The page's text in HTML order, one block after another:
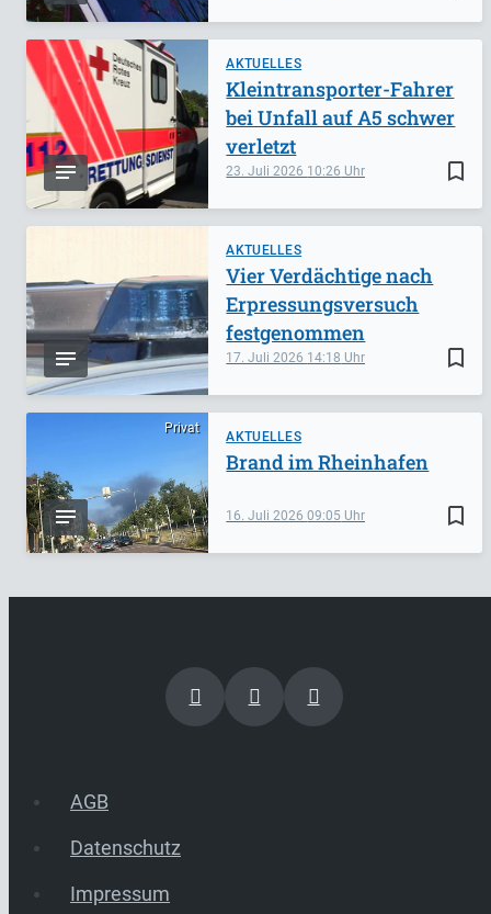
AKTUELLES
bookmark_border
23. Juli 2026 10:26
Kleintransporter-Fahrer
bei Unfall auf A5 schwer
verletzt
AKTUELLES
bookmark_border
17. Juli 2026 14:18
Vier Verdächtige nach
Erpressungsversuch
festgenommen
Privat
AKTUELLES
bookmark_border
16. Juli 202609:05
Brand im Rheinhafen
AGB
Datenschutz
Impressum